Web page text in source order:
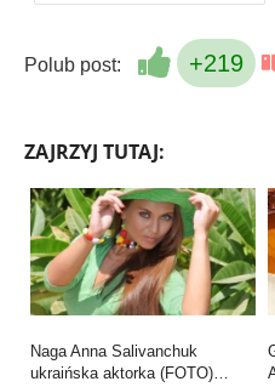
Polub post: +219
ZAJRZYJ TUTAJ:
Naga Anna Salivanchuk
ukraińska aktorka (FOTO)…